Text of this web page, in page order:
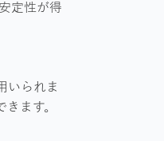
定性が得
いられま
ます。